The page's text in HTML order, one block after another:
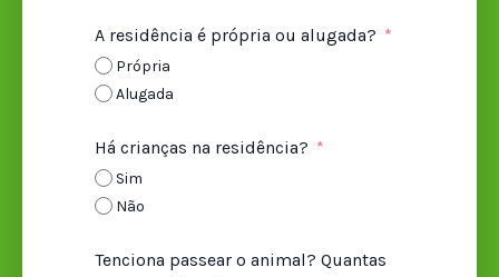
A residência é própria ou alugada?
Própria
Alugada
Há crianças na residência?
Sim
Não
Tenciona passear o animal? Quantas